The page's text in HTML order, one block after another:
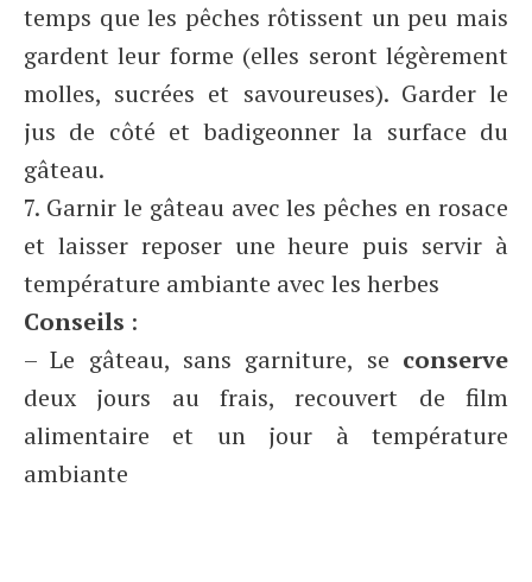
temps que les pêches rôtissent un peu mais
gardent leur forme (elles seront légèrement
molles, sucrées et savoureuses). Garder le
jus de côté et badigeonner la surface du
gâteau.
7. Garnir le gâteau avec les pêches en rosace
et laisser reposer une heure puis servir à
température ambiante avec les herbes
Conseils :
– Le gâteau, sans garniture, se conserve
deux jours au frais, recouvert de film
alimentaire et un jour à température
ambiante